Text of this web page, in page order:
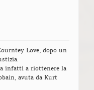
Love, dopo un
infatti a riottenere la
avuta da Kurt